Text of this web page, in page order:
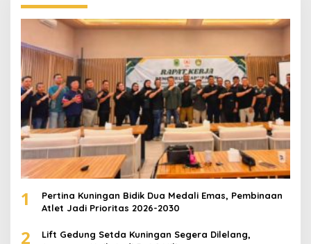
1
Pertina Kuningan Bidik Dua Medali Emas, Pembinaan
Atlet Jadi Prioritas 2026-2030
2
Lift Gedung Setda Kuningan Segera Dilelang,